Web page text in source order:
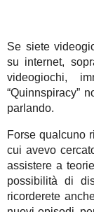
Se siete
su internet,
videogiochi,
“Quinnspiracy”
parlando.
Forse qualcuno
cui avevo
assistere a
possibilità di
ricorderete